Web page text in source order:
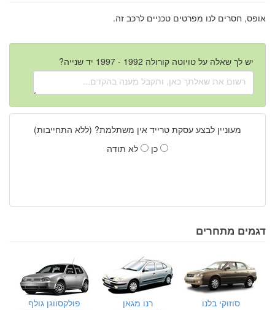
אופס, חסרים לנו מפרטים טכניים לרכב זה.
יש לך שאלה על טויוטה קורולה 1992 - 1997 יד שנייה?
מעוניין לבצע עסקת טרייד אין משתלמת? (ללא התחייבות)
כן
לא תודה
דגמים מתחרים
סוזוקי בלנו רנו מגאן פולקסווגן גולף